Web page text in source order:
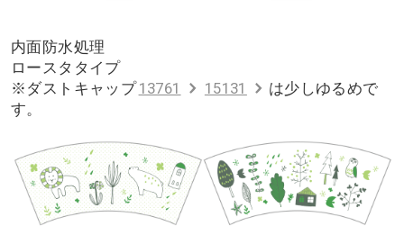
内面防水処理
ロースタタイプ
※ダストキャップ13761 15131
は少しゆるめで
す。